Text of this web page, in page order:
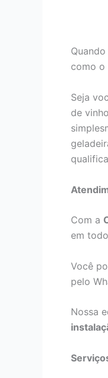
como o
Seja
de
Com a
em
Você
pelo
Nossa